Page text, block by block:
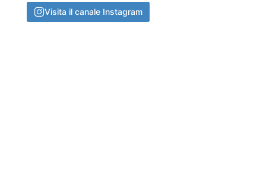
Visita il canale Instagram